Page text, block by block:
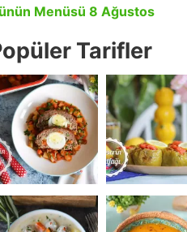
Menüsü 8 Ağustos
Tarifler